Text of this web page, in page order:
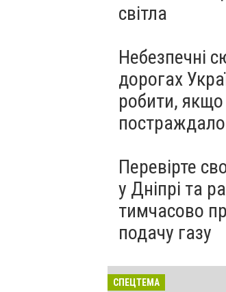
світла
Небезпечні
дорогах
робити,
Перевірте
у Дніпрі та
тимчасово
подачу газу
СПЕЦТЕМА